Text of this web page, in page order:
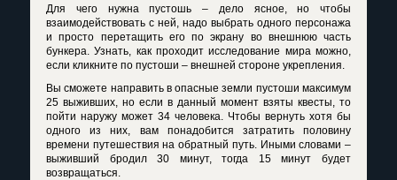
Для чего нужна пустошь – дело ясное, но чтобы
взаимодействовать с ней, надо выбрать одного персонажа
и просто перетащить его по экрану во внешнюю часть
бункера. Узнать, как проходит исследование мира можно,
если кликните по пустоши – внешней стороне укрепления.
Вы сможете направить в опасные земли пустоши максимум
25 выживших, но если в данный момент взяты квесты, то
пойти наружу может 34 человека. Чтобы вернуть хотя бы
одного из них, вам понадобится затратить половину
времени путешествия на обратный путь. Иными словами –
выживший бродил 30 минут, тогда 15 минут будет
возвращаться.